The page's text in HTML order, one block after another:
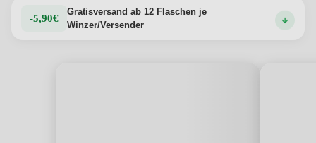
komplex, der Eindruck am Gaumen ist sehr, sehr kraftvoll
Produktdetails anzeigen →
-5,90€
Gratisversand ab 12 Flaschen je
Winzer/Versender